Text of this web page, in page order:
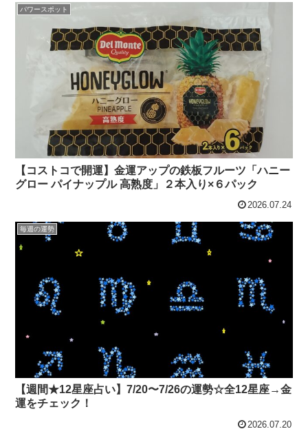
パワースポット
【コストコで開運】金運アップの鉄板フルーツ「ハニー
グロー パイナップル 高熟度」２本入り×６パック
2026.07.24
毎週の運勢
【週間★12星座占い】7/20〜7/26の運勢☆全12星座→金
運をチェック！
2026.07.20